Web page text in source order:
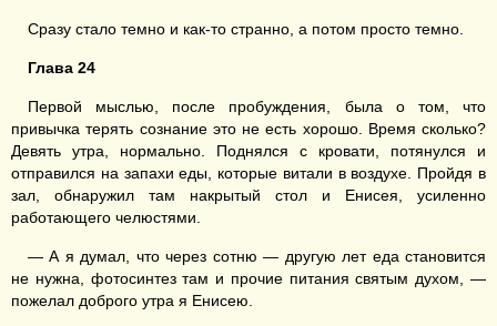
Сразу стало темно и как-то странно, а потом просто темно.
Глава 24
Первой мыслью, после пробуждения, была о том, что
привычка терять сознание это не есть хорошо. Время сколько?
Девять утра, нормально. Поднялся с кровати, потянулся и
отправился на запахи еды, которые витали в воздухе. Пройдя в
зал, обнаружил там накрытый стол и Енисея, усиленно
работающего челюстями.
— А я думал, что через сотню — другую лет еда становится
не нужна, фотосинтез там и прочие питания святым духом, —
пожелал доброго утра я Енисею.